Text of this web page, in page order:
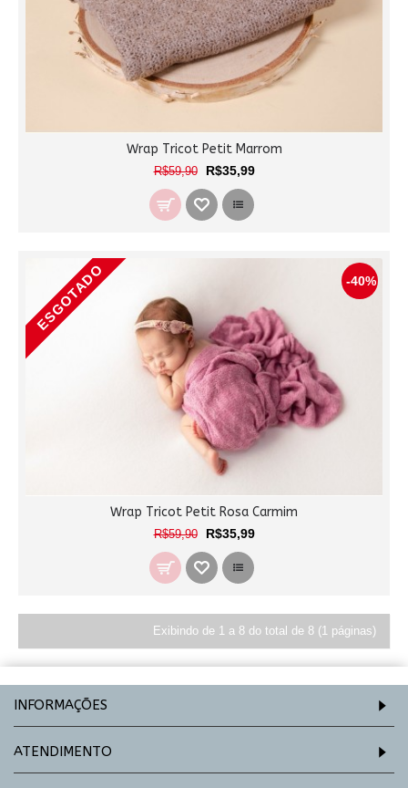
Wrap Tricot Petit Marrom
R$59,90 R$35,99
-40%
ESGOTADO
Wrap Tricot Petit Rosa Carmim
R$59,90 R$35,99
Exibindo de 1 a 8 do total de 8 (1 páginas)
INFORMAÇÕES
ATENDIMENTO